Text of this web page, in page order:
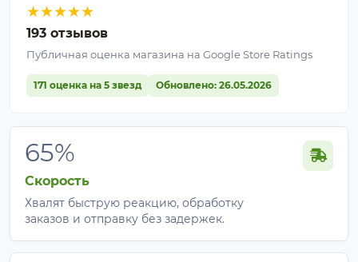
★★★★★
193 отзывов
Публичная оценка магазина на Google Store Ratings
171 оценка на 5 звезд Обновлено: 26.05.2026
65%
Скорость
Хвалят быструю реакцию, обработку
заказов и отправку без задержек.